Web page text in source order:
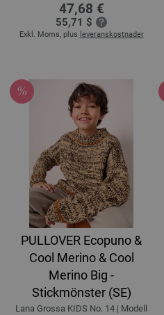
47,68 €
55,71 $
Exkl. Moms, plus leveranskostnader
PULLOVER Ecopuno &
Cool Merino & Cool
Merino Big -
Stickmönster (SE)
Lana Grossa KIDS No. 14 | Modell